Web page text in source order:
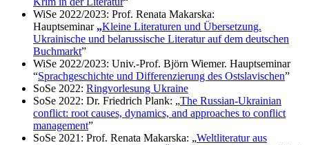
WiSe 2022/2023: Prof. Renata Makarska:
Hauptseminar „Kleine Literaturen und Übersetzung.
Ukrainische und belarussische Literatur auf dem deutschen
Buchmarkt”
WiSe 2022/2023: Univ.-Prof. Björn Wiemer. Hauptseminar
“Sprachgeschichte und Differenzierung des Ostslavischen”
SoSe 2022: Ringvorlesung Ukraine
SoSe 2022: Dr. Friedrich Plank: „The Russian-Ukrainian
conflict: root causes, dynamics, and approaches to conflict
management”
SoSe 2021: Prof. Renata Makarska: „Weltliteratur aus